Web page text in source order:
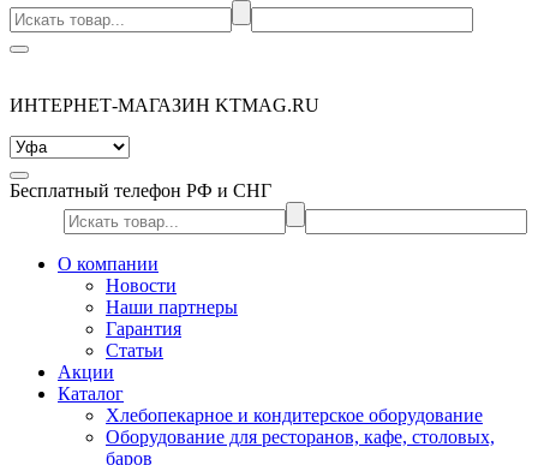
ИНТЕРНЕТ-МАГАЗИН KTMAG.RU
Бесплатный телефон РФ и СНГ
О компании
Новости
Наши партнеры
Гарантия
Статьи
Акции
Каталог
Хлебопекарное и кондитерское оборудование
Оборудование для ресторанов, кафе, столовых,
баров